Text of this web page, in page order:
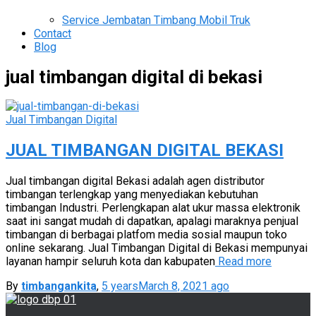
Service Jembatan Timbang Mobil Truk
Contact
Blog
jual timbangan digital di bekasi
Jual Timbangan Digital
JUAL TIMBANGAN DIGITAL BEKASI
Jual timbangan digital Bekasi adalah agen distributor
timbangan terlengkap yang menyediakan kebutuhan
timbangan Industri. Perlengkapan alat ukur massa elektronik
saat ini sangat mudah di dapatkan, apalagi maraknya penjual
timbangan di berbagai platfom media sosial maupun toko
online sekarang. Jual Timbangan Digital di Bekasi mempunyai
layanan hampir seluruh kota dan kabupaten Read more
By timbangankita, 5 yearsMarch 8, 2021 ago